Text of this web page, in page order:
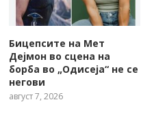
Бицепсите на Мет
Дејмон во сцена на
борба во „Одисеја“ не се
негови
август 7, 2026